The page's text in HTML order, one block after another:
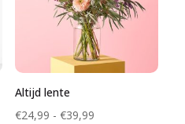
Altijd lente
€24,99 - €39,99Prijsklasse: